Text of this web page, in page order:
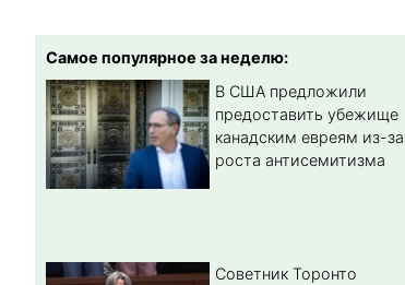
Самое популярное за неделю:
В США предложили
предоставить убежище
канадским евреям из-за
роста антисемитизма
Советник Торонто